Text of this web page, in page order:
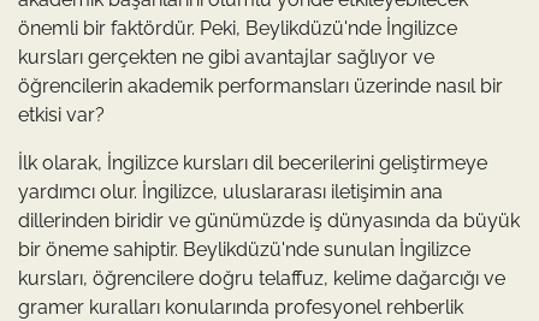
önemli bir faktördür. Peki, Beylikdüzü'nde İngilizce
kursları gerçekten ne gibi avantajlar sağlıyor ve
öğrencilerin akademik performansları üzerinde nasıl bir
etkisi var?
İlk olarak, İngilizce kursları dil becerilerini geliştirmeye
yardımcı olur. İngilizce, uluslararası iletişimin ana
dillerinden biridir ve günümüzde iş dünyasında da büyük
bir öneme sahiptir. Beylikdüzü'nde sunulan İngilizce
kursları, öğrencilere doğru telaffuz, kelime dağarcığı ve
gramer kuralları konularında profesyonel rehberlik